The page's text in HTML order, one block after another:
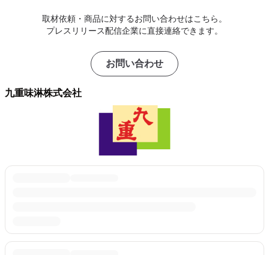
取材依頼・商品に対するお問い合わせはこちら。
プレスリリース配信企業に直接連絡できます。
お問い合わせ
九重味淋株式会社